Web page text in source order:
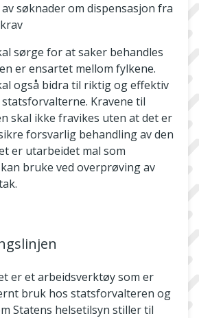
søknader om dispensasjon fra
sørge for at saker behandles
er ensartet mellom fylkene.
også bidra til riktig og effektiv
Kravene til
skal ikke fravikes uten at det er
forsvarlig behandling av den
er utarbeidet mal som
bruke ved overprøving av
er et arbeidsverktøy som er
bruk hos statsforvalteren og
Statens helsetilsyn stiller til